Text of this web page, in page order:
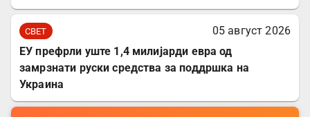
СВЕТ
05 август 2026
ЕУ префрли уште 1,4 милијарди евра од
замрзнати руски средства за поддршка на
Украина